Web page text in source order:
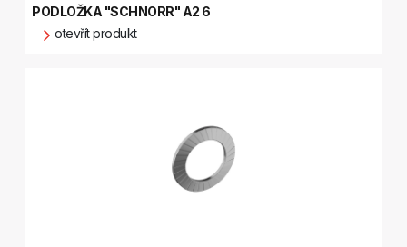
PODLOŽKA "SCHNORR" A2 6
otevřít produkt